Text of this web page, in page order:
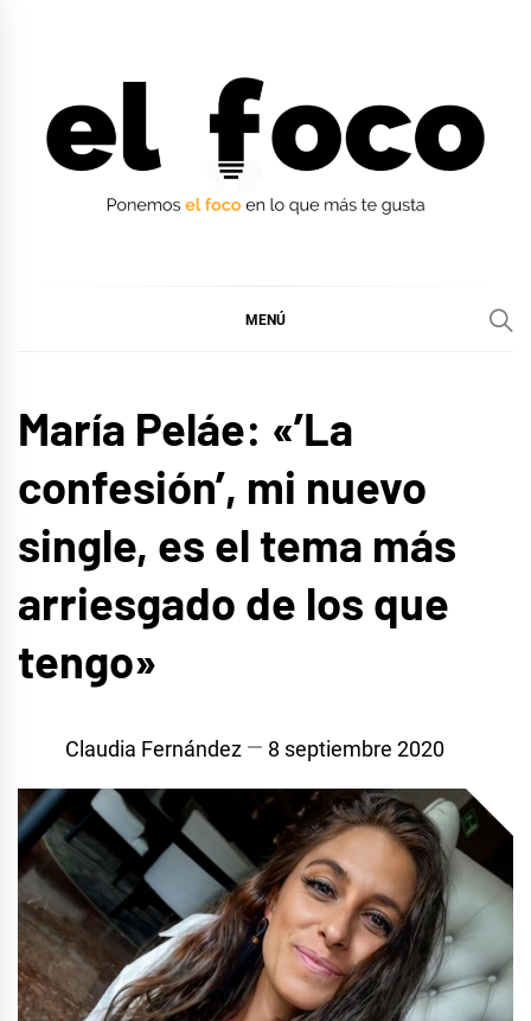
MENÚ
María Peláe: «’La
confesión’, mi nuevo
single, es el tema más
arriesgado de los que
tengo»
Claudia Fernández 8 septiembre 2020